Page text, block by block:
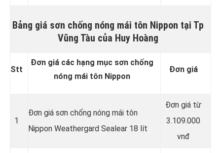
Bảng giá sơn chống nóng mái tôn Nippon tại Tp
Vũng Tàu của Huy Hoàng
Stt
Đơn giá các hạng mục sơn chống
nóng mái tôn Nippon
Đơn giá
1
Đơn giá sơn chống nóng mái tôn
Nippon Weathergard Sealear 18 lít
Đơn giá từ
3.109.000
vnđ